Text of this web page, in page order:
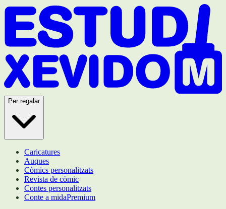
Per regalar
Caricatures
Auques
Còmics personalitzats
Revista de còmic
Contes personalitzats
Conte a midaPremium